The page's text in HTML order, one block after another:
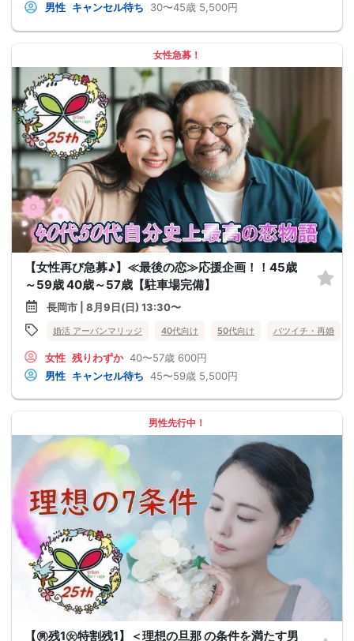
男性 キャンセル待ち 30〜45歳 5,500円
女性急募！
【女性再び急募♪】≪最後の恋≫応援企画！！45歳
～59歳 40歳～57歳【駐車場完備】
長岡市 | 8月9日(日) 13:30〜
婚活 アーバンマリッジ 40代向け 50代向け バツイチ・再婚
女性 残りわずか 40〜57歳 600円
男性 キャンセル待ち 45〜59歳 5,500円
男性先行中！
【㊚残1㊛特割残1】＜理想の旦那 の条件を満たす男